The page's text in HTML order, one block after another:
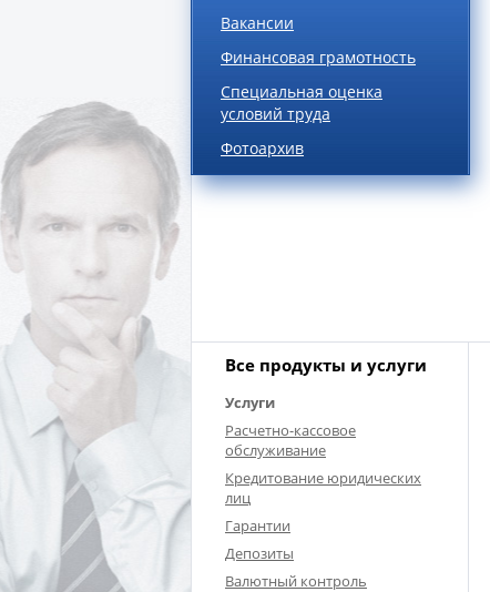
Вакансии
Финансовая грамотность
Специальная оценка
условий труда
Фотоархив
Все продукты и услуги
Услуги
Расчетно-кассовое
обслуживание
Кредитование юридических
лиц
Гарантии
Депозиты
Валютный контроль